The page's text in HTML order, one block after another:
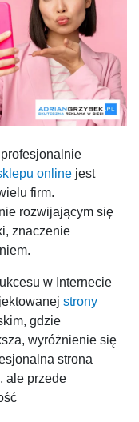
online jest
firm.
rozwijającym się
znaczenie
w Internecie
strony
gdzie
wyróżnienie się
strona
ale przede